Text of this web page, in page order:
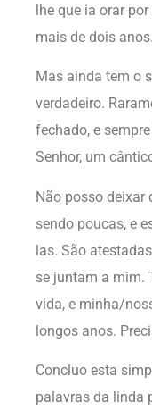
lhe que ia orar
mais de dois anos.
Mas ainda tem o
verdadeiro.
fechado, e
Senhor, um
Não posso deixar
sendo poucas, e
las. São
se juntam a mim.
vida, e minha/
longos anos.
Concluo esta
palavras da linda